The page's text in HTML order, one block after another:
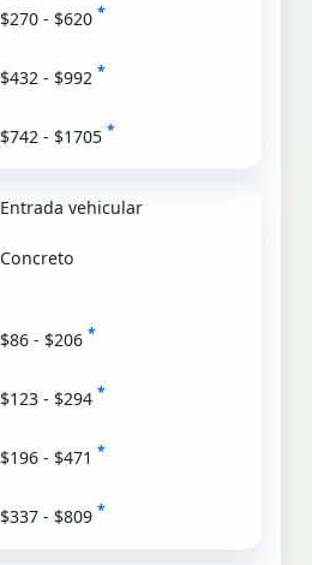
$270 - $620 *
$432 - $992 *
$742 - $1705 *
Entrada vehicular
Concreto
$86 - $206 *
$123 - $294 *
$196 - $471 *
$337 - $809 *